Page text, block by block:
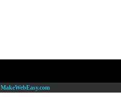
MakeWebEasy.com